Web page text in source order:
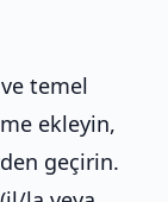
temel
ekleyin,
geçirin.